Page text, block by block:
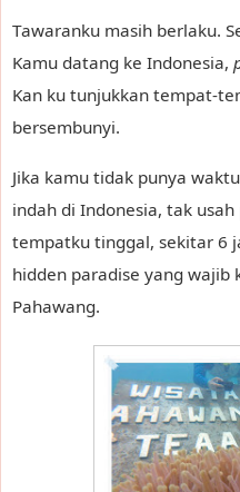
Tawaranku masih berlaku.
Kamu datang ke Indonesia,
Kan ku tunjukkan tempat-
bersembunyi.
Jika kamu tidak punya
indah di Indonesia, tak
tempatku tinggal, sekitar 6
hidden paradise yang wajib
Pahawang.